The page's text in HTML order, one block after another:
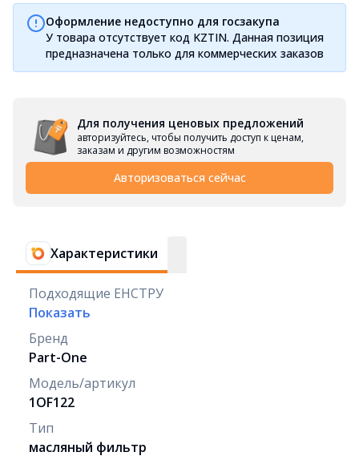
Оформление недоступно для госзакупа
У товара отсутствует код KZTIN. Данная позиция
предназначена только для коммерческих заказов
Для получения ценовых предложений
авторизуйтесь, чтобы получить доступ к ценам,
заказам и другим возможностям
Авторизоваться сейчас
Характеристики
Подходящие ЕНСТРУ
Показать
Бренд
Part-One
Модель/артикул
1OF122
Тип
масляный фильтр